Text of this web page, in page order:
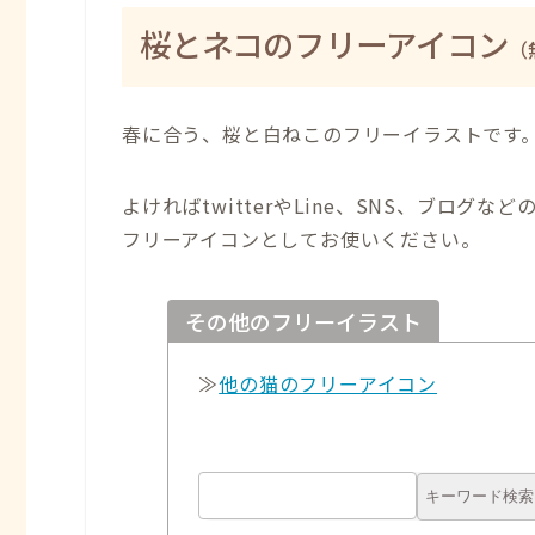
桜とネコのフリーアイコン
春に合う、桜と白ねこのフリーイラストです。
よければtwitterやLine、SNS、ブログなどの
フリーアイコンとしてお使いください。
その他のフリーイラスト
≫他の猫のフリーアイコン